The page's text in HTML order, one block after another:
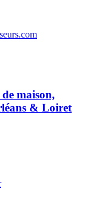
maison,
& Loiret